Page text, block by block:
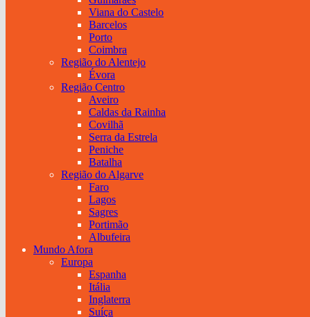
Viana do Castelo
Barcelos
Porto
Coimbra
Região do Alentejo
Évora
Região Centro
Aveiro
Caldas da Rainha
Covilhã
Serra da Estrela
Peniche
Batalha
Região do Algarve
Faro
Lagos
Sagres
Portimão
Albufeira
Mundo Afora
Europa
Espanha
Itália
Inglaterra
Suíça